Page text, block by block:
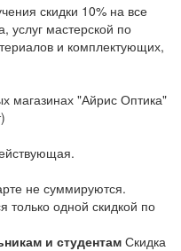
скидки 10% на все
услуг мастерской по
и комплектующих,
магазинах "Айрис Оптика"
не суммируются.
только одной скидкой по
и студентам Скидка